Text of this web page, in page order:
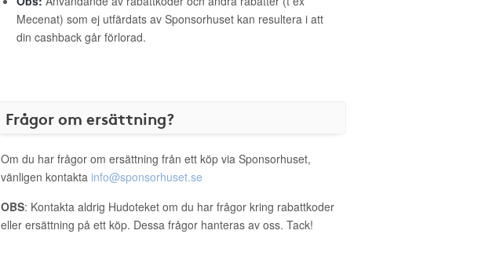
Mecenat) som ej utfärdats av Sponsorhuset kan resultera i att
din cashback går förlorad.
Frågor om ersättning?
Om du har frågor om ersättning från ett köp via Sponsorhuset,
vänligen kontakta info@sponsorhuset.se
OBS: Kontakta aldrig Hudoteket om du har frågor kring rabattkoder
eller ersättning på ett köp. Dessa frågor hanteras av oss. Tack!